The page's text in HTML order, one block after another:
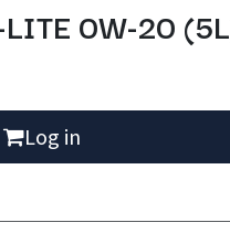
LITE 0W-20
Log in